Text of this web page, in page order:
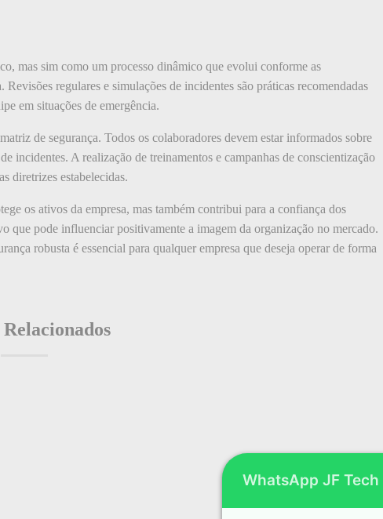
mas sim como um processo dinâmico que evolui conforme as
regulares e simulações de incidentes são práticas recomendadas
em situações de emergência.
de segurança. Todos os colaboradores devem estar informados sobre
incidentes. A realização de treinamentos e campanhas de conscientização
diretrizes estabelecidas.
os ativos da empresa, mas também contribui para a confiança dos
que pode influenciar positivamente a imagem da organização no mercado.
robusta é essencial para qualquer empresa que deseja operar de forma
WhatsApp JF Tech